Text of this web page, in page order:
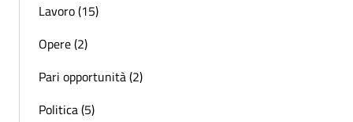
Lavoro (15)
Opere (2)
Pari opportunità (2)
Politica (5)